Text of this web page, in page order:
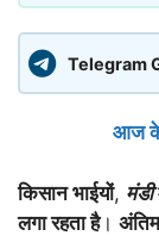
Telegram
आज के
किसान भाईयों, मंडी
लगा रहता है।